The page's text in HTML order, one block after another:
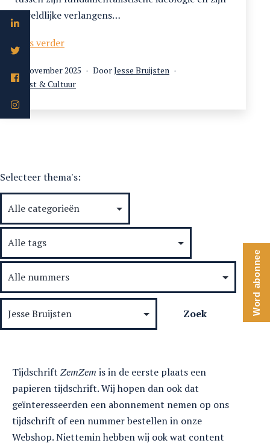
wereldlijke verlangens…
Lees verderZemZem’s
voor
IDFA
Gepubliceerd
op
10 november 2025 DoorJesse Bruijsten
Gecategoriseerd
Kunst & Cultuur
Selecteer thema's:
Tijdschrift ZemZem is in de eerste plaats een
papieren tijdschrift. Wij hopen dan ook dat
geïnteresseerden een abonnement nemen op ons
tijdschrift of een nummer bestellen in onze
Webshop. Niettemin hebben wij ook wat content
Word abonnee